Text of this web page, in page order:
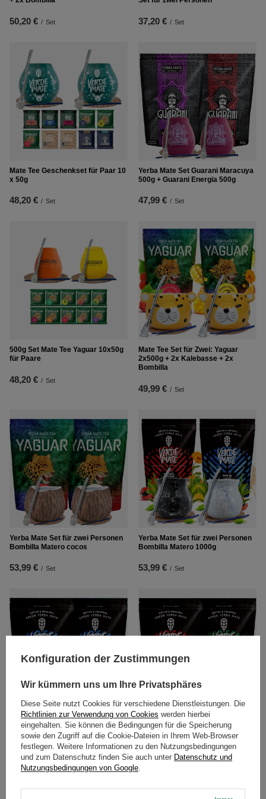
50,20 € / Set 37,20 € / Set
Mate Tee Geschenkset für Paar 10
x 50g
48,20 € / Set
Yerba Mate Set Guarani Maracuya
500g + Guarani Energia 500g
47,99 € / Set
500g Set Mate Tee Yaguar 10x50g
für Paare
48,20 € / Set
Mate Tee Set für Zwei: Yaguar
2x500g + 2x Kalebasse + 2x
Bombilla
49,99 € / Set
Yerba Mate Set für zwei Personen
Bombilla Matero cocos
53,99 € / Set
Yerba Mate Set für zwei Personen
Bombilla Matero 1000g
53,99 € / Set
Yerba Mate Mas IQ Set für zwei
Personen Bombilla 2x500
53,99 € / Set
Yerba Mate Energy Set für zwei
Personen Bombilla 1kg
55,99 € / Set
Konfiguration der Zustimmungen
Wir kümmern uns um Ihre Privatsphäres
Diese Seite nutzt Cookies für verschiedene Dienstleistungen. Die
Richtlinien zur Verwendung von Cookies werden hierbei
eingehalten. Sie können die Bedingungen für die Speicherung
sowie den Zugriff auf die Cookie-Dateien in Ihrem Web-Browser
festlegen. Weitere Informationen zu den Nutzungsbedingungen
und zum Datenschutz finden Sie auch unter Datenschutz und
Nutzungsbedingungen von Google